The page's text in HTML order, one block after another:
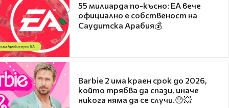
55 милиарда по-късно: EA вече
официално е собственост на
Саудитска Арабия💰
Barbie 2 има краен срок до 2026,
който трябва да спази, иначе
никога няма да се случи.😯💥